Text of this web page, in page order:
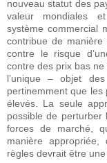
nouveau statut des
valeur mondiales
système commercial
contribue de
contre le risque
contre des prix bas
l’unique – objet
pertinemment que
élevés. La seule
possible de perturber
forces de marché,
manière
règles devrait être